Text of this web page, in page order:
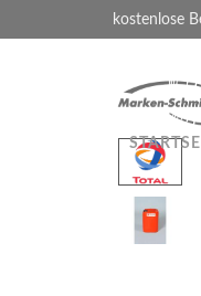
kostenlose